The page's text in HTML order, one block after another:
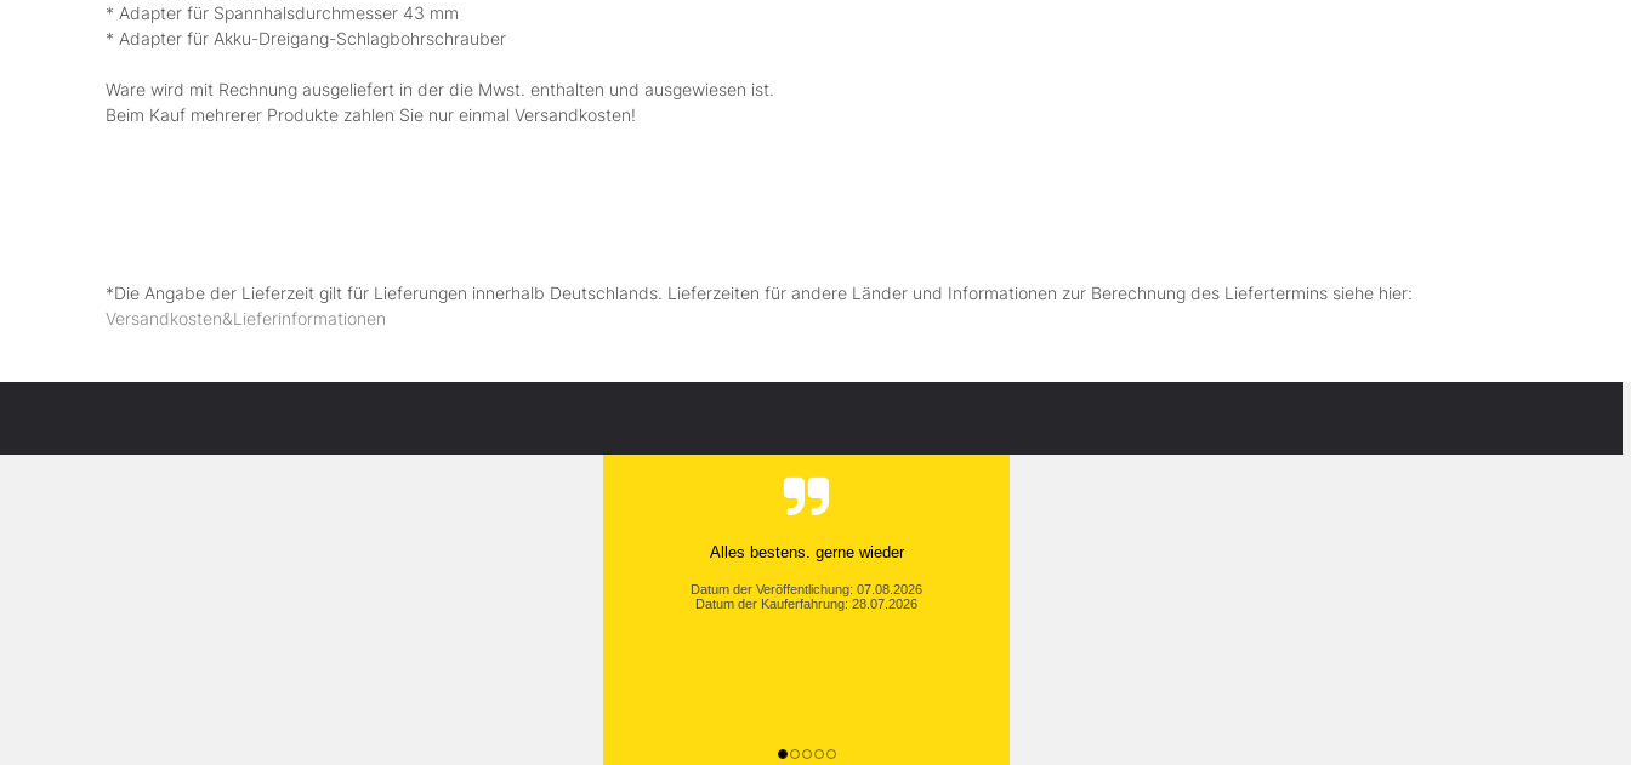
* Adapter für Spannhalsdurchmesser 43 mm
* Adapter für Akku-Dreigang-Schlagbohrschrauber
Ware wird mit Rechnung ausgeliefert in der die Mwst. enthalten und ausgewiesen ist.
Beim Kauf mehrerer Produkte zahlen Sie nur einmal Versandkosten!
*Die Angabe der Lieferzeit gilt für Lieferungen innerhalb Deutschlands. Lieferzeiten für andere Länder und Informationen zur Berechnung des Liefertermins siehe hier:
Versandkosten&Lieferinformationen
Alles bestens. gerne wieder
Datum der Veröffentlichung: 07.08.2026
Datum der Kauferfahrung: 28.07.2026